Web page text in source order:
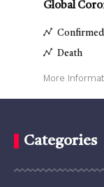
Global
Confirmed
Death
More
Categories